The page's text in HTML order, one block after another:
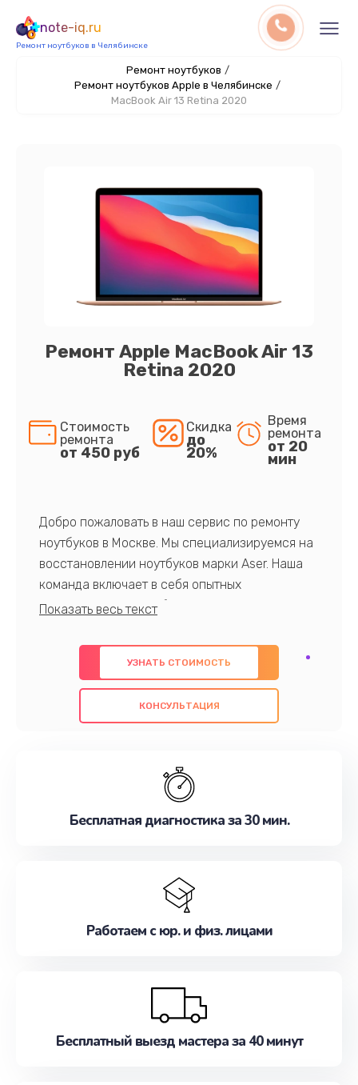
note-iq.ru
Ремонт ноутбуков в Челябинске
Ремонт ноутбуков /
Ремонт ноутбуков Apple в Челябинске /
MacBook Air 13 Retina 2020
Ремонт Apple MacBook Air 13
Retina 2020
Стоимость
ремонта
от 450 руб
Скидка
до
20%
Время
ремонта
от 20
мин
Добро пожаловать в наш сервис по ремонту
ноутбуков в Москве. Мы специализируемся на
восстановлении ноутбуков марки Aser. Наша
команда включает в себя опытных
профессионалов с обширными знаниями и
предлагаем быстрый и качественный ремонт с
использованием оригинальных компонентов, а
также гарантируем качество всех
проведенных работ. Наша цель - предоставить
наилучшим образом. Не медлите записаться на
УЗНАТЬ СТОИМОСТЬ
КОНСУЛЬТАЦИЯ
Бесплатная диагностика за 30 мин.
Работаем с юр. и физ. лицами
Бесплатный выезд мастера за 40 минут